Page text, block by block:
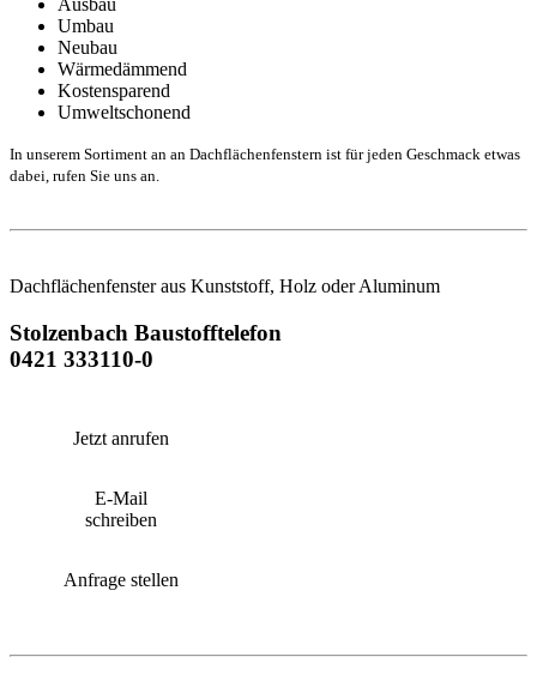
Umbau
Neubau
Wärmedämmend
Kostensparend
Umweltschonend
In unserem Sortiment an an Dachflächenfenstern ist für jeden Geschmack etwas
dabei, rufen Sie uns an.
Dachflächenfenster aus Kunststoff, Holz oder Aluminum
Stolzenbach Baustofftelefon
0421 333110-0
Jetzt anrufen
E-Mail
schreiben
Anfrage stellen